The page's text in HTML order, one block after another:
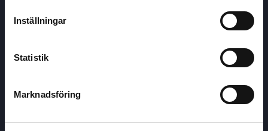
Inställningar
Statistik
Marknadsföring
OmAktiekampen